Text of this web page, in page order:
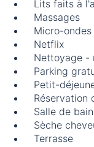
Lits faits à
Massages
Micro-ondes
Netflix
Nettoyage -
Parking
Petit-
Réservation
Salle de
Sèche
Terrasse